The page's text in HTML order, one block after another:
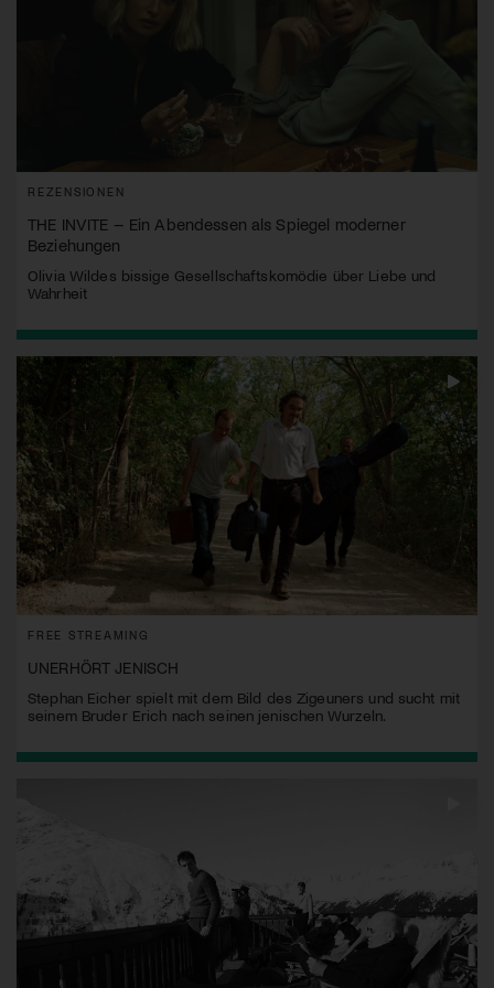
REZENSIONEN
THE INVITE – Ein Abendessen als Spiegel moderner
Beziehungen
Olivia Wildes bissige Gesellschaftskomödie über Liebe und
Wahrheit
FREE STREAMING
UNERHÖRT JENISCH
Stephan Eicher spielt mit dem Bild des Zigeuners und sucht mit
seinem Bruder Erich nach seinen jenischen Wurzeln.